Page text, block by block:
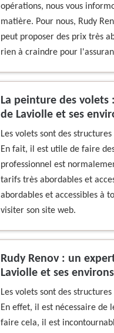
opérations, nous vous
matière. Pour nous, Rudy
peut proposer des prix très
rien à craindre pour
La peinture des volets
de Laviolle et ses
Les volets sont des
En fait, il est utile de faire
professionnel est
tarifs très abordables et
abordables et accessibles à
visiter son site web.
Rudy Renov : un
Laviolle et ses environs
Les volets sont des
En effet, il est nécessaire de
faire cela, il est